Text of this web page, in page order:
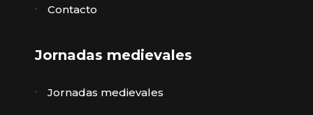
Contacto
Jornadas medievales
Jornadas medievales